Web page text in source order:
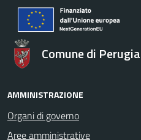
Comune di Perugia
AMMINISTRAZIONE
Organi di governo
Aree amministrative